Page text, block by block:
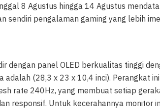
8 Agustus hingga 14 Agustus
sendiri pengalaman gaming yang lebih
dengan panel OLED berkualitas tinggi
adalah (28,3 x 23 x 10,4 inci). Perangkat
rate 240Hz, yang membuat setiap
responsif. Untuk kecerahannya monitor